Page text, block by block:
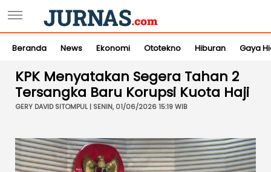
Beranda News Ekonomi Ototekno Hiburan Gaya
KPK Menyatakan Segera Tahan 2
Tersangka Baru Korupsi Kuota Haji
GERY DAVID SITOMPUL | SENIN, 01/06/2026 15:19 WIB